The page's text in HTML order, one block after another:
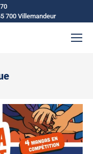
700 Villemandeur